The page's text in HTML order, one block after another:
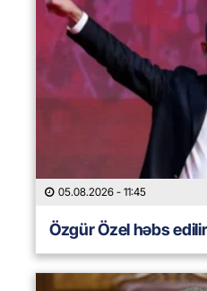
05.08.2026 - 11:45
Özgür Özel həbs edilir